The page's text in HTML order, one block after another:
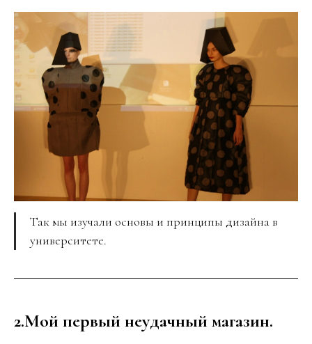
Так мы изучали основы и принципы дизайна в
университете.
2.Мой первый неудачный магазин.